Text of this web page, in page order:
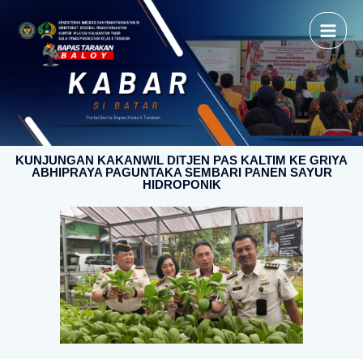
KUNJUNGAN KAKANWIL DITJEN PAS KALTIM KE GRIYA
ABHIPRAYA PAGUNTAKA SEMBARI PANEN SAYUR
HIDROPONIK